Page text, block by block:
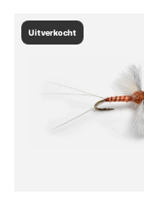
Uitverkocht